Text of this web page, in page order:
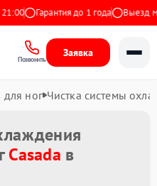
Гарантия до 1 года Выезд
Позвонить
Заявка
для ног Чистка системы
Casada в